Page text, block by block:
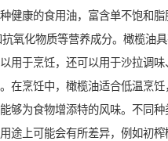
健康的食用油，富含单不饱和脂
氧化物质等营养成分。橄榄油具
用于烹饪，还可以用于沙拉调
在烹饪中，橄榄油适合低温烹饪
够为食物增添特的风味。不同
途上可能会有所差异，例如初